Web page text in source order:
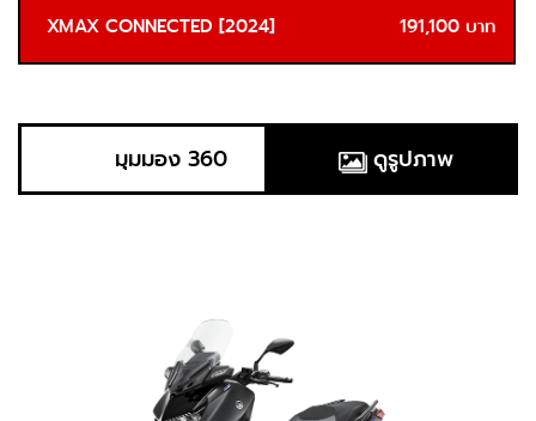
XMAX CONNECTED [2024] 191,100 บาท
มุมมอง 360 ดูรูปภาพ